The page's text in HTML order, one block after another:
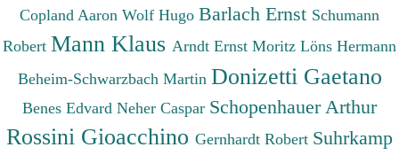
Copland Aaron Wolf Hugo Barlach Ernst Schumann
Robert Mann Klaus Arndt Ernst Moritz Löns Hermann
Beheim-Schwarzbach Martin Donizetti Gaetano
Benes Edvard Neher Caspar Schopenhauer Arthur
Rossini Gioacchino Gernhardt Robert Suhrkamp